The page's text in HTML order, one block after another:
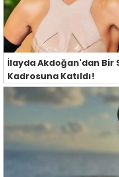
İlayda Akdoğan'dan Bir
Kadrosuna Katıldı!